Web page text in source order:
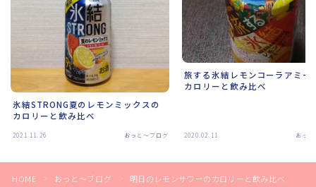
氷結STRONG夏のレモンミックスの
カロリーと飲み比べ
2021.11.26 おっと～ブログ
旅する氷結レモンコーラアミー
カロリーと飲み比べ
2020.02.11 おっ
HOME ＞ おっと～ブログ ＞ 明日のレモンサワーのカロリーと飲み比べ